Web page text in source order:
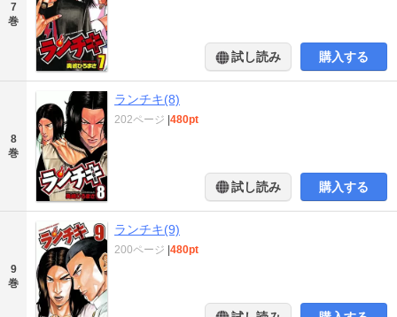
7
巻
試し読み 購入する
8
巻
ランチキ(8)
202ページ 480pt
試し読み 購入する
9
巻
ランチキ(9)
200ページ 480pt